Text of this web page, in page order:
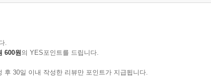
.
600원의 YES포인트를 드립니다.
30일 이내 작성한 리뷰만 포인트가 지급됩니다.